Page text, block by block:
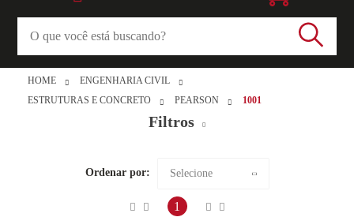
HOME
ENGENHARIA CIVIL
ESTRUTURAS E CONCRETO
PEARSON 1001
Filtros
Estruturas e Concreto (1)
Ordenar por: Selecione
Maior preço
1